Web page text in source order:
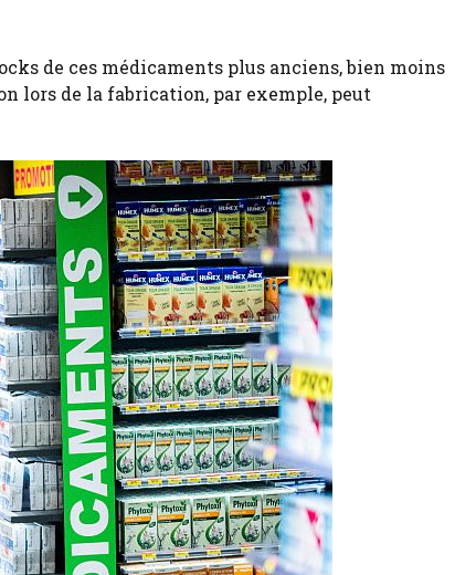
de ces médicaments plus anciens, bien moins
lors de la fabrication, par exemple, peut